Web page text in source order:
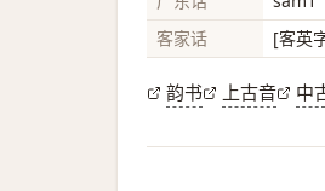
客家话
[客英
韵书 上古音 中